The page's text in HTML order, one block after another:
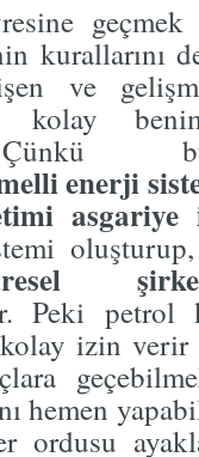
kurallarını
ve
enerji
asgariye
Peki petrol
izin
hemen
ordusu